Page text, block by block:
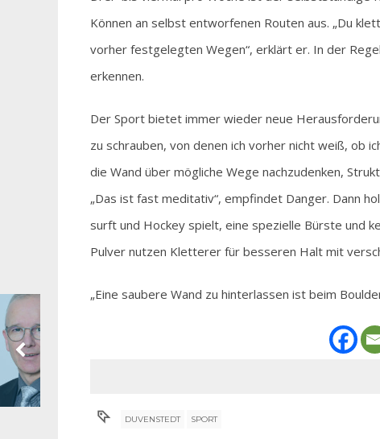
Können an selbst entworfenen Routen aus. „Du
vorher festgelegten Wegen“, erklärt er. In der
erkennen.
Der Sport bietet immer wieder neue
zu schrauben, von denen ich vorher nicht weiß, ob
die Wand über mögliche Wege nachzudenken,
„Das ist fast meditativ“, empfindet Danger. Dann
surft und Hockey spielt, eine spezielle Bürste und
Pulver nutzen Kletterer für besseren Halt mit
„Eine saubere Wand zu hinterlassen ist beim
DUVENSTEDT SPORT